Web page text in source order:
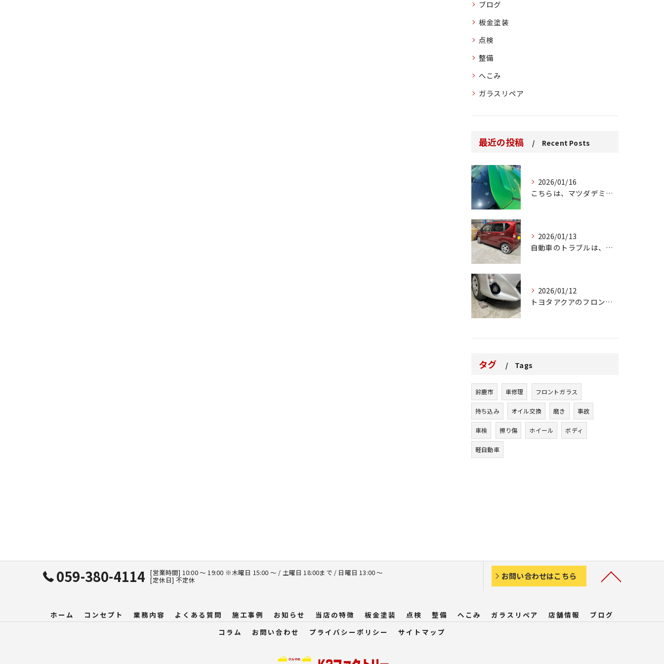
ブログ
板金塗装
点検
整備
へこみ
ガラスリペア
最近の投稿 Recent Posts
2026/01/16
こちらは、マツダデミオのゲートのルーフスポイラーで、経年劣化...
2026/01/13
自動車のトラブルは、日常生活において避けられない出来事の一つ...
2026/01/12
トヨタアクアのフロントバンパーの右下側を縁石にぶつけてできた...
タグ Tags
鈴鹿市 車修理 フロントガラス
持ち込み オイル交換 磨き 事故
車検 擦り傷 ホイール ボディ
軽自動車
059-380-4114 [営業時間] 10:00 〜 19:00 ※木曜日 15:00 ～ / 土曜日 18:00まで / 日曜日 13:00 ～
[定休日] 不定休 お問い合わせはこちら
ホーム コンセプト 業務内容 よくある質問 施工事例 お知らせ 当店の特徴 板金塗装 点検 整備 へこみ ガラスリペア 店舗情報
ブログ
コラム
お問い合わせ プライバシーポリシー サイトマップ